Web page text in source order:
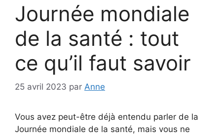
Journée mondiale
de la santé : tout
ce qu’il faut savoir
25 avril 2023 par Anne
Vous avez peut-être déjà entendu parler de la
Journée mondiale de la santé, mais vous ne